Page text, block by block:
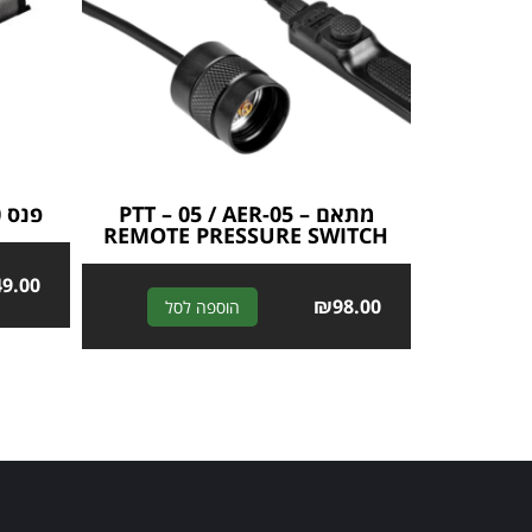
מתאם PTT – 05 / AER-05 –
REMOTE PRESSURE SWITCH
₪98.00 הוספה לסל
a
פנס 1200 לומנס FENIX E18R